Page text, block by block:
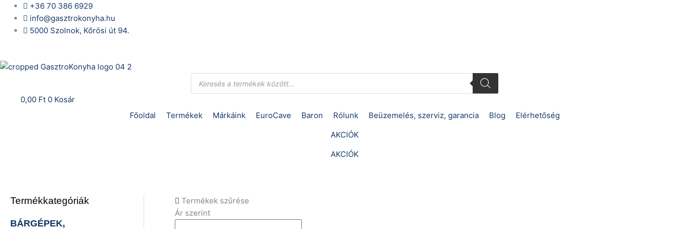
Skip
content
+36 70 386 6929
info@gasztrokonyha.hu
5000 Szolnok, Kőrösi út 94.
Products
search
0,00 Ft 0 Kosár
Főoldal
Termékek Márkáink EuroCave Baron Rólunk Beüzemelés, szerviz, garancia Blog
Elérhetőség
AKCIÓK
AKCIÓK
Termékkategóriák
BÁRGÉPEK,
Termékek szűrése
Ár szerint